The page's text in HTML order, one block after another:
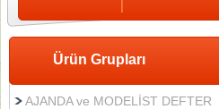
Ürün Grupları
AJANDA ve MODELİST DEFTER